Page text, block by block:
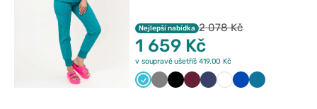
Nejlepší nabídka 2 078 Kč
1 659 Kč
v soupravě ušetříš 419.00 Kč
MorskiSzaryCzarnyWiśniowy
Ciemny
BiałyKrólewski
Karaibski